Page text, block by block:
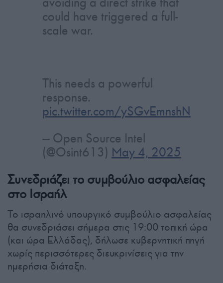
could have triggered a full-
scale war.
This needs a powerful
response.
pic.twitter.com/ySGvEmnshN
— Open Source Intel
(@Osint613) May 4, 2025
Συνεδριάζει το συμβούλιο ασφαλείας
στο Ισραήλ
Το ισραηλινό υπουργικό συμβούλιο ασφαλείας
θα συνεδριάσει σήμερα στις 19:00 τοπική ώρα
(και ώρα Ελλάδας), δήλωσε κυβερνητική πηγή
χωρίς περισσότερες διευκρινίσεις για την
ημερήσια διάταξη.